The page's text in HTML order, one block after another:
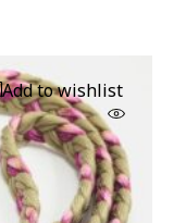
Add to wishlist